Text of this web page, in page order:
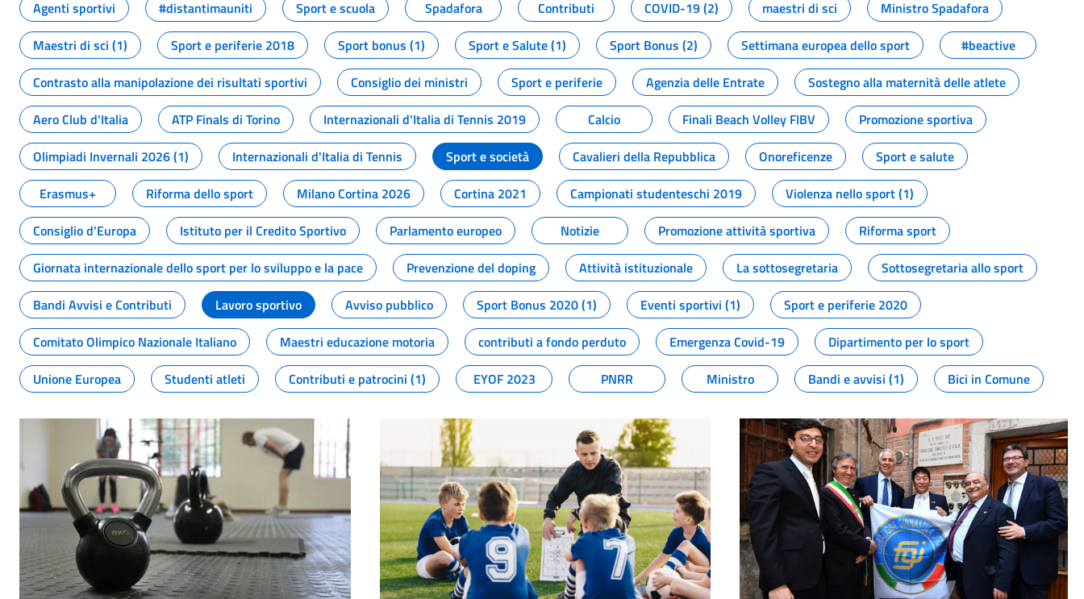
Agenti sportivi
#distantimauniti Sport e scuola Spadafora Contributi COVID-19 (2) maestri di sci
Ministro Spadafora
Maestri di sci (1)
Sport e periferie 2018 Sport bonus (1) Sport e Salute (1) Sport Bonus (2) Settimana europea dello sport
#beactive
Contrasto alla manipolazione dei risultati sportivi
Consiglio dei ministri Sport e periferie Agenzia delle Entrate
Sostegno alla maternità delle atlete
Aero Club d'Italia
ATP Finals di Torino Internazionali d'Italia di Tennis 2019 Calcio Finali Beach Volley FIBV
Promozione sportiva
Olimpiadi Invernali 2026 (1)
Internazionali d'Italia di Tennis Sport e società Cavalieri della Repubblica Onoreficenze
Sport e salute
Erasmus+
Riforma dello sport Milano Cortina 2026 Cortina 2021 Campionati studenteschi 2019
Violenza nello sport (1)
Consiglio d'Europa
Istituto per il Credito Sportivo Parlamento europeo Notizie Promozione attività sportiva
Riforma sport
Giornata internazionale dello sport per lo sviluppo e la pace
Prevenzione del doping Attività istituzionale La sottosegretaria
Sottosegretaria allo sport
Bandi Avvisi e Contributi
Lavoro sportivo Avviso pubblico Sport Bonus 2020 (1) Eventi sportivi (1)
Sport e periferie 2020
Comitato Olimpico Nazionale Italiano
Maestri educazione motoria contributi a fondo perduto Emergenza Covid-19
Dipartimento per lo sport
Unione Europea
Studenti atleti Contributi e patrocini (1) EYOF 2023 PNRR Ministro Bandi e avvisi (1) Bici in Comune